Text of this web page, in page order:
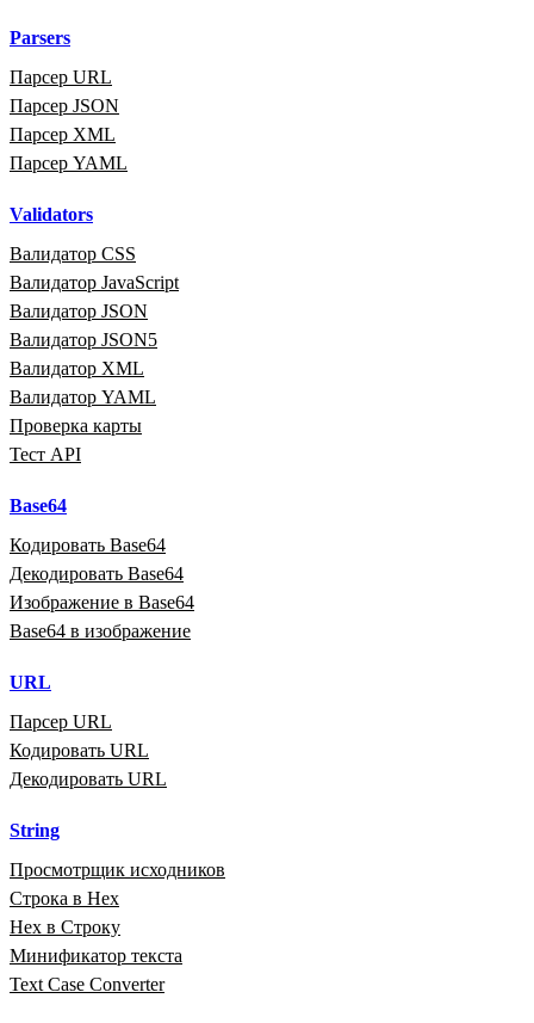
Parsers
Парсер URL
Парсер JSON
Парсер XML
Парсер YAML
Validators
Валидатор CSS
Валидатор JavaScript
Валидатор JSON
Валидатор JSON5
Валидатор XML
Валидатор YAML
Проверка карты
Тест API
Base64
Кодировать Base64
Декодировать Base64
Изображение в Base64
Base64 в изображение
URL
Парсер URL
Кодировать URL
Декодировать URL
String
Просмотрщик исходников
Строка в Hex
Hex в Строку
Минификатор текста
Text Case Converter